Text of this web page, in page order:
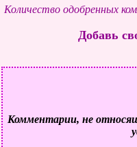
замечательную игру
Количество одобренных
Добавь
Комментарии, не